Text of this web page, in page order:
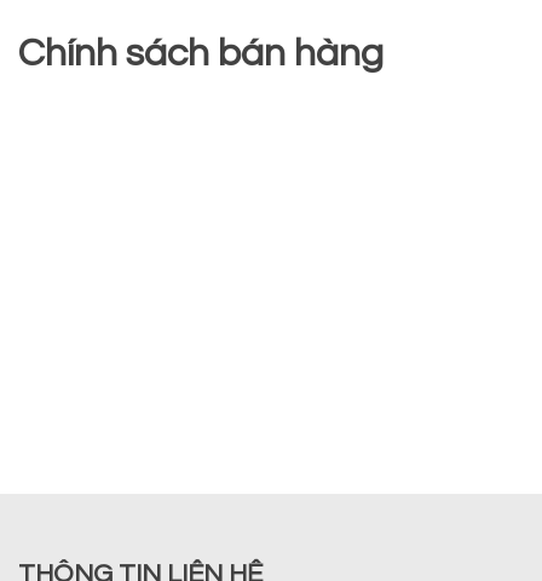
Chính sách bán hàng
THÔNG TIN LIÊN HỆ